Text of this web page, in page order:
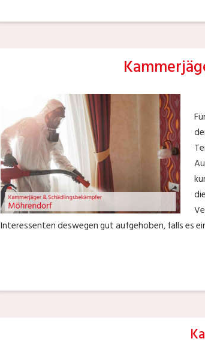
Interessenten deswegen gut aufgehoben, falls es